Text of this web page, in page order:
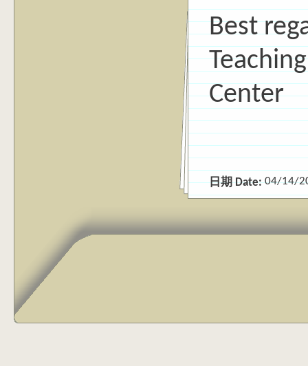
Best
Center
日期 Date:04/14/